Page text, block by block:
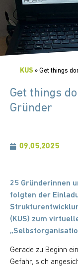
KUS » Get things
Get things
Gründer
09.05.2025
25 Gründerinnen
folgten der
(KUS) zum
Gerade zu Beginn
Gefahr, sich